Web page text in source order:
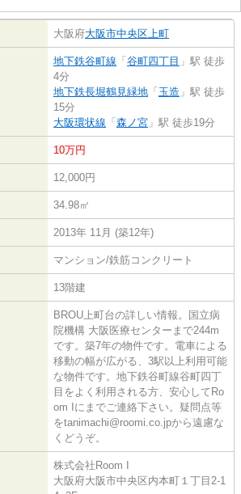
大阪府大阪市中央区上町
地下鉄谷町線 「 谷町四丁目 」駅 徒歩
4分
地下鉄長堀鶴見緑地 「 玉造 」駅 徒歩
15分
大阪環状線 「 森ノ宮 」駅 徒歩19分
10万円
12,000円
34.98㎡
2013年 11月 (築12年)
マンション/鉄筋コンクリート
13階建
BROU上町台の詳しい情報。国立病
院機構 大阪医療センターまで244m
です。築7年の物件です。電車による
移動の幅が広がる、3駅以上利用可能
な物件です。地下鉄谷町線谷町四丁
目をよく利用される方、安心してRo
om Iにまでご連絡下さい。疑問点等
をtanimachi@roomi.co.jpから遠慮な
くどうぞ。
株式会社Room I
大阪府大阪市中央区内本町１丁目2-1